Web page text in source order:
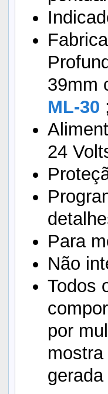
39mm
ML-30 ;
24
Para
Não
Todos
por